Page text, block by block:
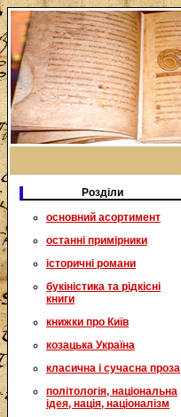
Розділи
основний асортимент
останні примірники
історичні романи
букіністика та рідкісні
книги
книжки про Київ
козацька Україна
класична і сучасна проза
політологія, національна
ідея, нація, націоналізм